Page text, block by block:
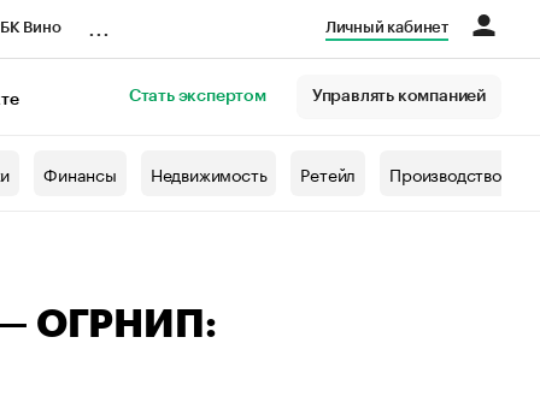
Вино Личный кабинет
Стать экспертом Управлять компанией
Финансы Недвижимость Ретейл Производство
— ОГРНИП: